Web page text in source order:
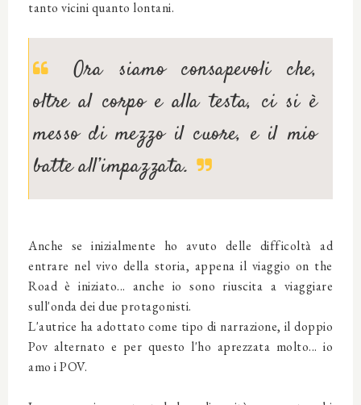
tanto vicini quanto lontani.
Ora siamo consapevoli che,
oltre al corpo e alla testa, ci si è
messo di mezzo il cuore, e il mio
batte all’impazzata.
Anche se inizialmente ho avuto delle difficoltà ad
entrare nel vivo della storia, appena il viaggio on the
Road è iniziato... anche io sono riuscita a viaggiare
sull'onda dei due protagonisti.
L'autrice ha adottato come tipo di narrazione, il doppio
Pov alternato e per questo l'ho aprezzata molto... io
amo i POV.